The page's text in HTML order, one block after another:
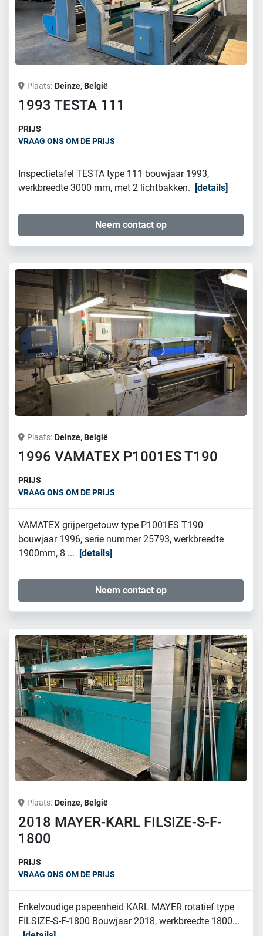
Plaats Deinze, België
1993 TESTA 111
PRIJS
VRAAG ONS OM DE PRIJS
Inspectietafel TESTA type 111 bouwjaar 1993,
werkbreedte 3000 mm, met 2 lichtbakken.
details
Neem contact op
Plaats Deinze, België
1996 VAMATEX P1001ES T190
PRIJS
VRAAG ONS OM DE PRIJS
VAMATEX grijpergetouw type P1001ES T190
bouwjaar 1996, serie nummer 25793, werkbreedte
1900mm, 8 ...
details
Neem contact op
Plaats Deinze, België
2018 MAYER-KARL FILSIZE-S-F-
1800
PRIJS
VRAAG ONS OM DE PRIJS
Enkelvoudige papeenheid KARL MAYER rotatief type
FILSIZE-S-F-1800 Bouwjaar 2018, werkbreedte 1800...